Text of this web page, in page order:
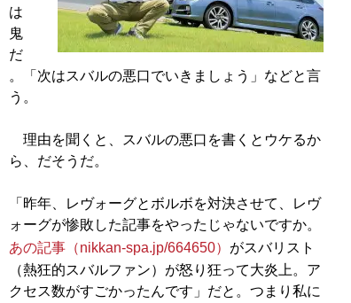
は
鬼
だ
。「次はスバルの悪口でいきましょう」などと言
う。
理由を聞くと、スバルの悪口を書くとウケるか
ら、だそうだ。
「昨年、レヴォーグとボルボを対決させて、レヴ
ォーグが惨敗した記事をやったじゃないですか。
あの記事（nikkan-spa.jp/664650） がスバリスト
（熱狂的スバルファン）が怒り狂って大炎上。ア
クセス数がすごかったんです」だと。つまり私に